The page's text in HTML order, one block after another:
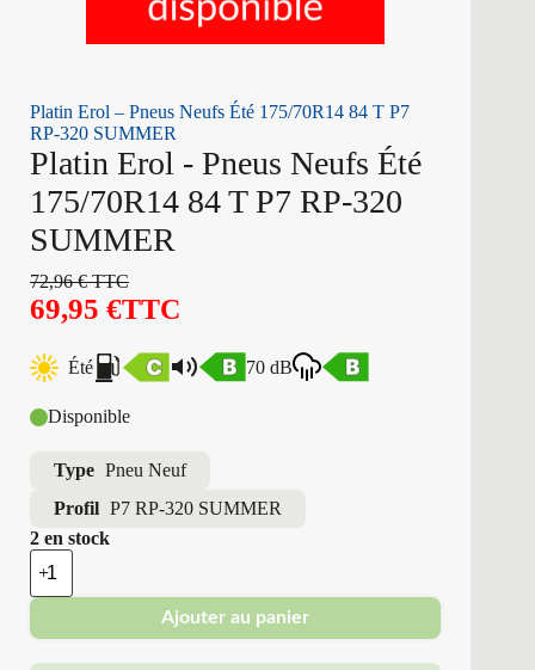
Platin Erol – Pneus Neufs Été 175/70R14 84 T P7
RP-320 SUMMER
Platin Erol - Pneus Neufs Été
175/70R14 84 T P7 RP-320
SUMMER
72,96€TTC
69,95 €TTC
Été 70 dB
Disponible
Type Pneu Neuf
Profil P7 RP-320 SUMMER
2 en stock
quantité
de
Platin
-
Pneus
Ajouter au panier